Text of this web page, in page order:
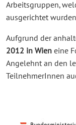
Arbeitsgruppen,
ausgerichtet
Aufgrund der
2012 in Wien eine
Angelehnt an den
TeilnehmerInnen